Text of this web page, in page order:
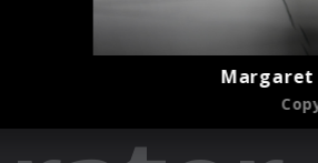
Margaret